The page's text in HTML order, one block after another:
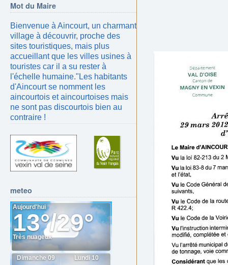
Mot du Maire
Bienvenue à Aincourt, un charmant
village à découvrir, proche des
sites touristiques, mais plus
accueillant que les villes usines à
touristes car il a su rester à
l'échelle humaine."Les habitants
d'Aincourt se nomment les
aincourtois et aincourtoises mais
ne sont pas discourtois bien au
contraire !
meteo